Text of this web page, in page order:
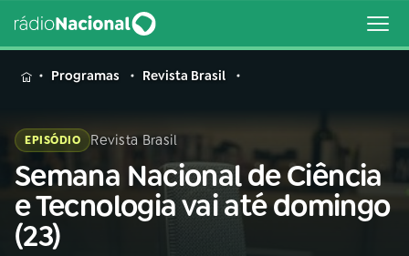
MENU
Buscar
na
Rádio
Nacional
Buscar
Programas Revista Brasil
EPISÓDIO Revista Brasil
Semana Nacional de Ciência
e Tecnologia vai até domingo
(23)